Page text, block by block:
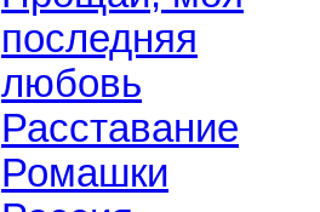
последняя
любовь
Расставание
Ромашки